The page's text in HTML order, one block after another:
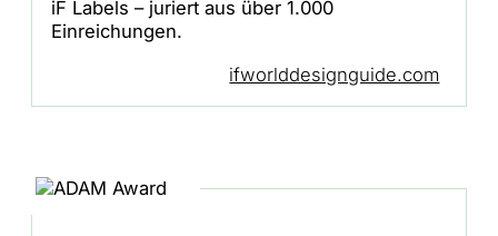
iF Labels – juriert aus über 1.000
Einreichungen.
ifworlddesignguide.com